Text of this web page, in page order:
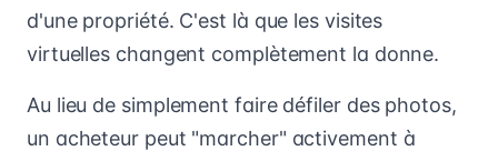
d'une propriété. C'est là que les visites
virtuelles changent complètement la donne.
Au lieu de simplement faire défiler des photos,
un acheteur peut "marcher" activement à